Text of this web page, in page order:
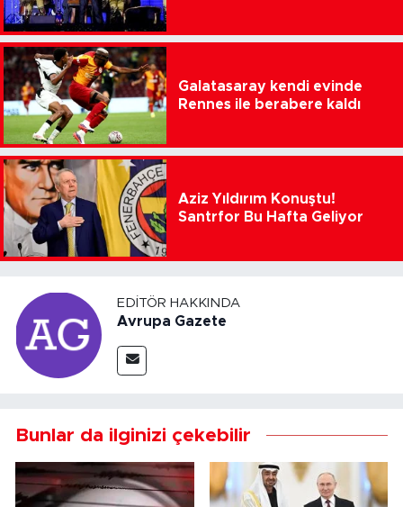
Galatasaray kendi evinde
Rennes ile berabere kaldı
Aziz Yıldırım Konuştu!
Santrfor Bu Hafta Geliyor
EDITÖR HAKKINDA
Avrupa Gazete
Bunlar da ilginizi çekebilir